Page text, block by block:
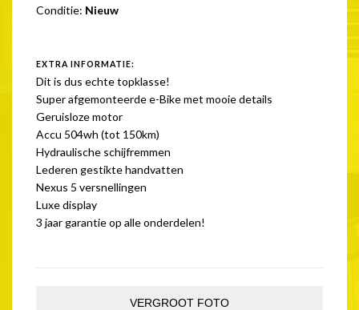
Conditie: Nieuw
EXTRA INFORMATIE:
Dit is dus echte topklasse!
Super afgemonteerde e-Bike met mooie details
Geruisloze motor
Accu 504wh (tot 150km)
Hydraulische schijfremmen
Lederen gestikte handvatten
Nexus 5 versnellingen
Luxe display
3 jaar garantie op alle onderdelen!
VERGROOT FOTO